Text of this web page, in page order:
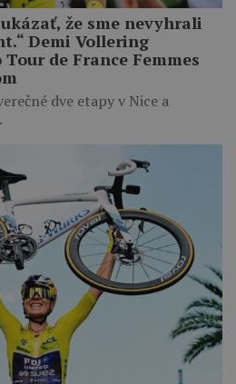
že sme nevyhrali
Demi Vollering
de France Femmes
dve etapy v Nice a